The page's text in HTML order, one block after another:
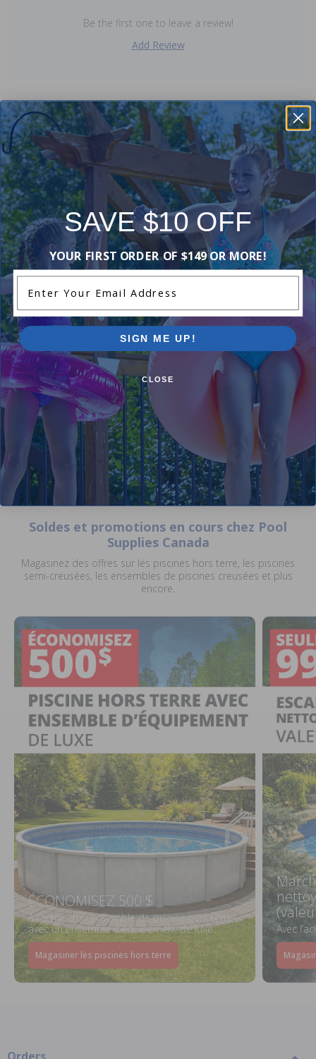
Be the first one to leave a review!
Add Review
Purchased often with:
-20%
Coude à 90 degrés de 1,5
pouce Slip / Slip
5.00 (4)
$4.99
-15%
Tuyau TigerFlex de 1,5
10 pieds en serpentin
$32.99
Soldes et promotions en cours chez Pool
Supplies Canada
Magasinez des offres sur les piscines hors terre, les piscines
semi-creusées, les ensembles de piscines creusées et plus
encore.
ÉCONOMISEZ 500 $
À l’achat d’un ensemble de piscine hors terre
avec un ensemble d’équipement de luxe
Magasiner les piscines hors terre
Avec
SAVE $10 OFF
YOUR FIRST ORDER OF $149 OR MORE!
SIGN ME UP!
CLOSE